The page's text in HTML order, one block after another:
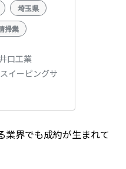
埼玉県
掃業
口工業
イーピングサ
業界でも成約が生まれて